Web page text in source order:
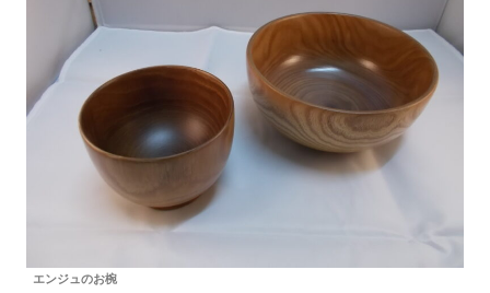
エンジュのお椀